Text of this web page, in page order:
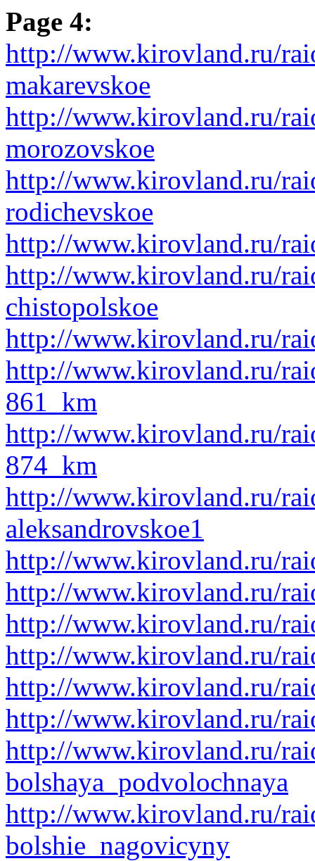
Page 4:
http://www.kirovland.ru/
makarevskoe
http://www.kirovland.ru/
morozovskoe
http://www.kirovland.ru/
rodichevskoe
http://www.kirovland.ru/
http://www.kirovland.ru/
chistopolskoe
http://www.kirovland.ru/
http://www.kirovland.ru/
861_km
http://www.kirovland.ru/
874_km
http://www.kirovland.ru/
aleksandrovskoe1
http://www.kirovland.ru/
http://www.kirovland.ru/
http://www.kirovland.ru/
http://www.kirovland.ru/
http://www.kirovland.ru/
http://www.kirovland.ru/
http://www.kirovland.ru/
bolshaya_podvolochnaya
http://www.kirovland.ru/
bolshie_nagovicyny